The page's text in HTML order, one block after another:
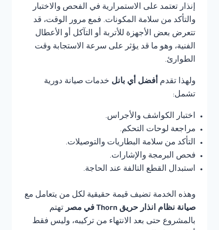
إنذار تعتمد على الاستمرارية في الفحص والاختبار
والتأكد من سلامة المكونات. فمع مرور الوقت، قد
تتعرض بعض الأجهزة للأتربة أو التآكل أو الأعطال
الفنية، وهو ما قد يؤثر على سرعة الاستجابة وقت
الطوارئ.
ولهذا تقدم أفضل أي بانل خدمات صيانة دورية
تشمل:
اختبار الكواشف والأجراس.
مراجعة لوحات التحكم.
التأكد من سلامة البطاريات والتوصيلات.
فحص البرمجة والإشارات.
استبدال القطع التالفة عند الحاجة.
وهذه الخدمة تضيف قيمة حقيقية لكل من يتعامل مع
صيانة نظام انذار حريق Thorn في مصر
تهتم
بالمشروع حتى بعد الانتهاء من تركيبه، وليس فقط